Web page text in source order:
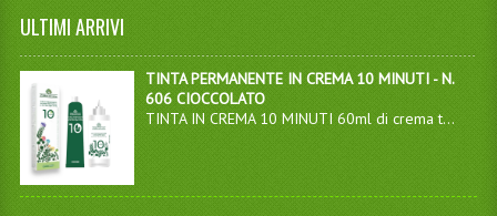
ULTIMI ARRIVI
TINTA PERMANENTE IN CREMA 10 MINUTI - N.
606 CIOCCOLATO
TINTA IN CREMA 10 MINUTI 60ml di crema t...